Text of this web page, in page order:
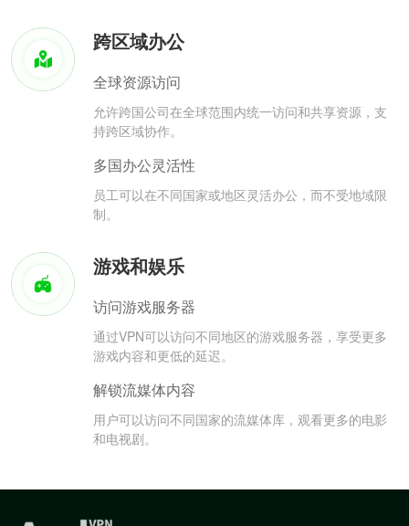
跨区域办公
全球资源访问
允许跨国公司在全球范围内统一访问和共享资源，支
持跨区域协作。
多国办公灵活性
员工可以在不同国家或地区灵活办公，而不受地域限
制。
游戏和娱乐
访问游戏服务器
通过VPN可以访问不同地区的游戏服务器，享受更多
游戏内容和更低的延迟。
解锁流媒体内容
用户可以访问不同国家的流媒体库，观看更多的电影
和电视剧。